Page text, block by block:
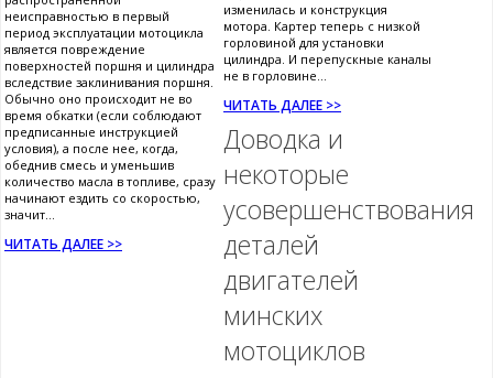
неисправностью в первый
период эксплуатации мотоцикла
является повреждение
поверхностей поршня и цилиндра
вследствие заклинивания поршня.
Обычно оно происходит не во
время обкатки (если соблюдают
предписанные инструкцией
условия), а после нее, когда,
обеднив смесь и уменьшив
количество масла в топливе, сразу
начинают ездить со скоростью,
значит...
ЧИТАТЬ ДАЛЕЕ >>
изменилась и конструкция
мотора. Картер теперь с низкой
горловиной для установки
цилиндра. И перепускные каналы
не в горловине...
ЧИТАТЬ ДАЛЕЕ >>
Доводка и
некоторые
усовершенствования
деталей
двигателей
минских
мотоциклов